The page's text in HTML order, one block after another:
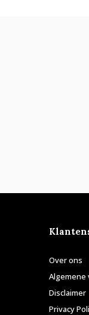
Over ons
Algemene
Disclaimer
Privacy